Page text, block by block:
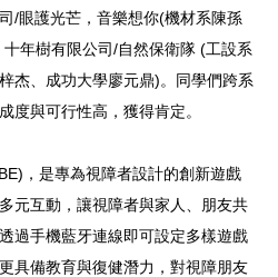
/眼護光芒，音樂想你(機材系陳孫
年樹有限公司/自然保衛隊 (工設系
杰、成功大學廖元鼎)。同學們跨系
度與可行性高，獲得肯定。
，是專為視障者設計的創新遊戲
元互動，讓視障者與家人、朋友共
過手機藍牙連線即可設定多樣遊戲
具備教育與復健潛力，對視障朋友